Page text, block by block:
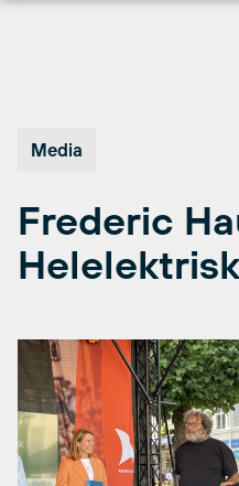
Media
Frederic